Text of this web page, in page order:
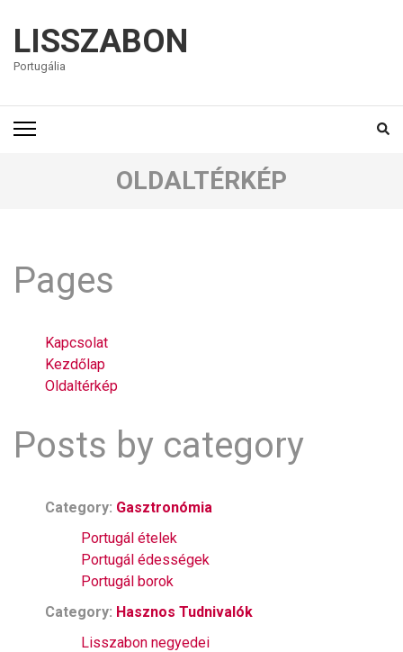
LISSZABON
Portugália
OLDALTÉRKÉP
Pages
Kapcsolat
Kezdőlap
Oldaltérkép
Posts by category
Category: Gasztronómia
Portugál ételek
Portugál édességek
Portugál borok
Category: Hasznos Tudnivalók
Lisszabon negyedei